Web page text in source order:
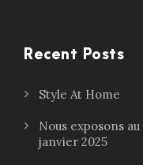
Recent Posts
Style At Home
Nous exposons
janvier 2025